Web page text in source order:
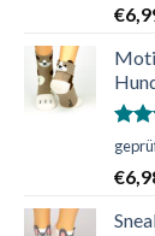
von
€
mit
von
€